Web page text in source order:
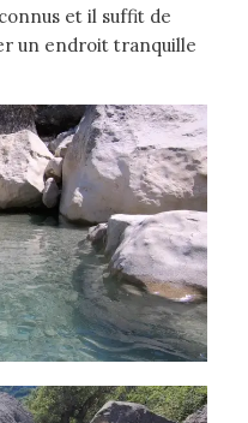
et il suffit de
un endroit tranquille